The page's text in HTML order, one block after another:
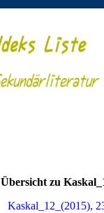
Übersicht zu
Kaskal_12_(2015),